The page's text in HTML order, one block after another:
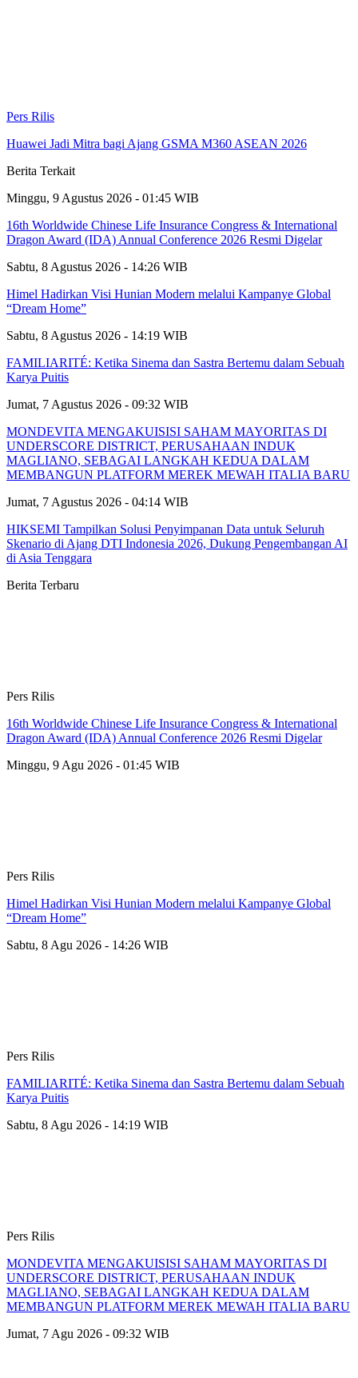
Pers Rilis
Huawei Jadi Mitra bagi Ajang GSMA M360 ASEAN 2026
Berita Terkait
Minggu, 9 Agustus 2026 - 01:45 WIB
16th Worldwide Chinese Life Insurance Congress & International
Dragon Award (IDA) Annual Conference 2026 Resmi Digelar
Sabtu, 8 Agustus 2026 - 14:26 WIB
Himel Hadirkan Visi Hunian Modern melalui Kampanye Global
“Dream Home”
Sabtu, 8 Agustus 2026 - 14:19 WIB
FAMILIARITÉ: Ketika Sinema dan Sastra Bertemu dalam Sebuah
Karya Puitis
Jumat, 7 Agustus 2026 - 09:32 WIB
MONDEVITA MENGAKUISISI SAHAM MAYORITAS DI
UNDERSCORE DISTRICT, PERUSAHAAN INDUK
MAGLIANO, SEBAGAI LANGKAH KEDUA DALAM
MEMBANGUN PLATFORM MEREK MEWAH ITALIA BARU
Jumat, 7 Agustus 2026 - 04:14 WIB
HIKSEMI Tampilkan Solusi Penyimpanan Data untuk Seluruh
Skenario di Ajang DTI Indonesia 2026, Dukung Pengembangan AI
di Asia Tenggara
Berita Terbaru
Pers Rilis
16th Worldwide Chinese Life Insurance Congress & International
Dragon Award (IDA) Annual Conference 2026 Resmi Digelar
Minggu, 9 Agu 2026 - 01:45 WIB
Pers Rilis
Himel Hadirkan Visi Hunian Modern melalui Kampanye Global
“Dream Home”
Sabtu, 8 Agu 2026 - 14:26 WIB
Pers Rilis
FAMILIARITÉ: Ketika Sinema dan Sastra Bertemu dalam Sebuah
Karya Puitis
Sabtu, 8 Agu 2026 - 14:19 WIB
Pers Rilis
MONDEVITA MENGAKUISISI SAHAM MAYORITAS DI
UNDERSCORE DISTRICT, PERUSAHAAN INDUK
MAGLIANO, SEBAGAI LANGKAH KEDUA DALAM
MEMBANGUN PLATFORM MEREK MEWAH ITALIA BARU
Jumat, 7 Agu 2026 - 09:32 WIB